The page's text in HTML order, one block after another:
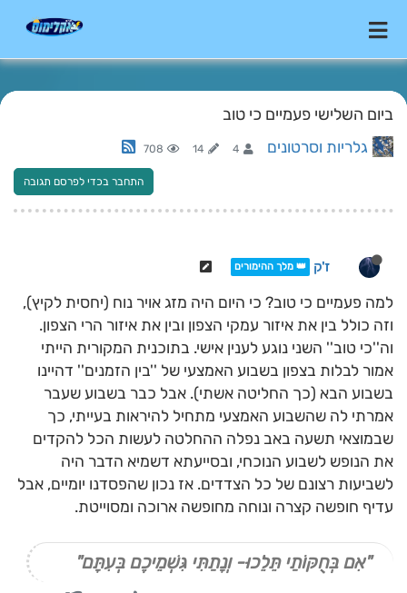
ביום השלישי פעמיים כי טוב
גלריות וסרטונים 4
14
708
התחבר בכדי לפרסם תגובה
ז'ק 👑 מלך ההימורים
למה פעמיים כי טוב? כי היום היה מזג אויר נוח (יחסית לקיץ),
וזה כולל בין את איזור עמקי הצפון ובין את איזור הרי הצפון.
וה''כי טוב'' השני נוגע לענין אישי. בתוכנית המקורית הייתי
אמור לבלות בצפון בשבוע האמצעי של ''בין הזמנים'' דהיינו
בשבוע הבא (כך החליטה אשתי). אבל כבר בשבוע שעבר
אמרתי לה שהשבוע האמצעי מתחיל להיראות בעייתי, כך
שבמוצאי תשעה באב נפלה ההחלטה לעשות הכל להקדים
את הנופש לשבוע הנוכחי, ובסייעתא דשמיא הדבר היה
לשביעות רצונם של כל הצדדים. אז נכון שהפסדנו יומיים, אבל
עדיף חופשה קצרה ונוחה מחופשה ארוכה ומסוייטת.
"אִם בְּחֻקּוֹתַי תֵּלֵכוּ- וְנָתַתִּי גִּשְׁמֵיכֶם בְּעִתָּם"